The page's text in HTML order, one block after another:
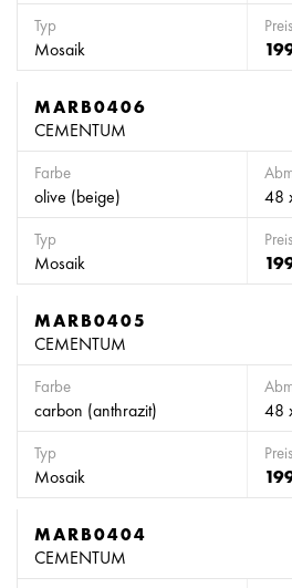
Typ
Mosaik
MARB0406
CEMENTUM
Farbe
olive (beige) 48
Typ
Mosaik
MARB0405
CEMENTUM
Farbe
carbon (anthrazit) 48
Typ
Mosaik
MARB0404
CEMENTUM